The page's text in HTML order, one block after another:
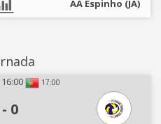
AA Espinho (JA)
17:00
- 0